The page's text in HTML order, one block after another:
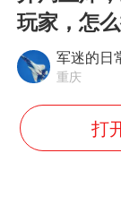
玩家，怎
军迷的日
重庆
打